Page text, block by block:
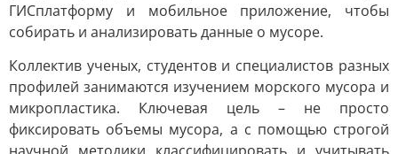
ГИСплатформу и мобильное приложение, чтобы
собирать и анализировать данные о мусоре.
Коллектив ученых, студентов и специалистов разных
профилей занимаются изучением морского мусора и
микропластика. Ключевая цель – не просто
фиксировать объемы мусора, а с помощью строгой